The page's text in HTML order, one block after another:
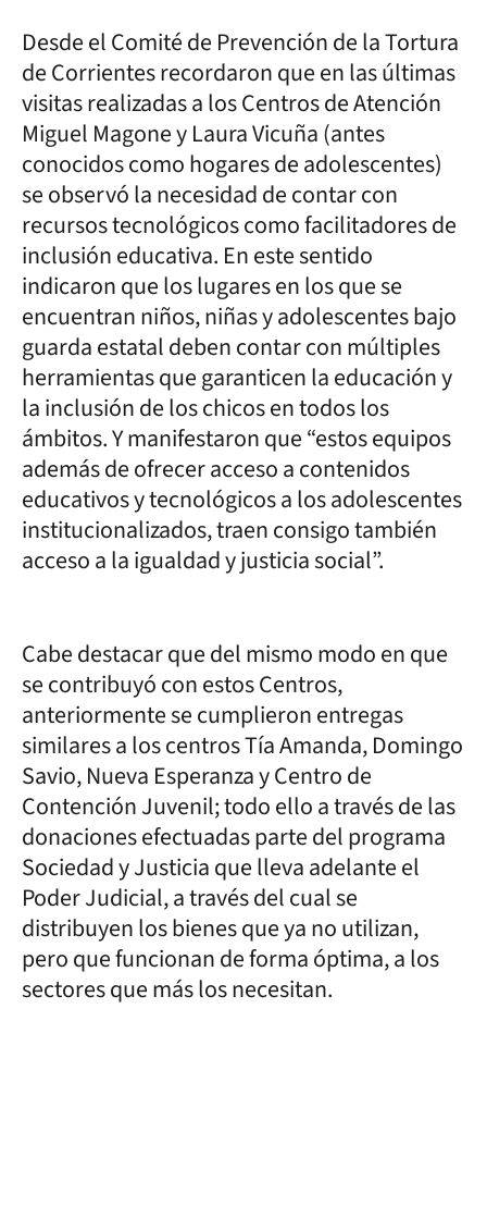
Desde el Comité de Prevención de la Tortura
de Corrientes recordaron que en las últimas
visitas realizadas a los Centros de Atención
Miguel Magone y Laura Vicuña (antes
conocidos como hogares de adolescentes)
se observó la necesidad de contar con
recursos tecnológicos como facilitadores de
inclusión educativa. En este sentido
indicaron que los lugares en los que se
encuentran niños, niñas y adolescentes bajo
guarda estatal deben contar con múltiples
herramientas que garanticen la educación y
la inclusión de los chicos en todos los
ámbitos. Y manifestaron que “estos equipos
además de ofrecer acceso a contenidos
educativos y tecnológicos a los adolescentes
institucionalizados, traen consigo también
acceso a la igualdad y justicia social”.
Cabe destacar que del mismo modo en que
se contribuyó con estos Centros,
anteriormente se cumplieron entregas
similares a los centros Tía Amanda, Domingo
Savio, Nueva Esperanza y Centro de
Contención Juvenil; todo ello a través de las
donaciones efectuadas parte del programa
Sociedad y Justicia que lleva adelante el
Poder Judicial, a través del cual se
distribuyen los bienes que ya no utilizan,
pero que funcionan de forma óptima, a los
sectores que más los necesitan.